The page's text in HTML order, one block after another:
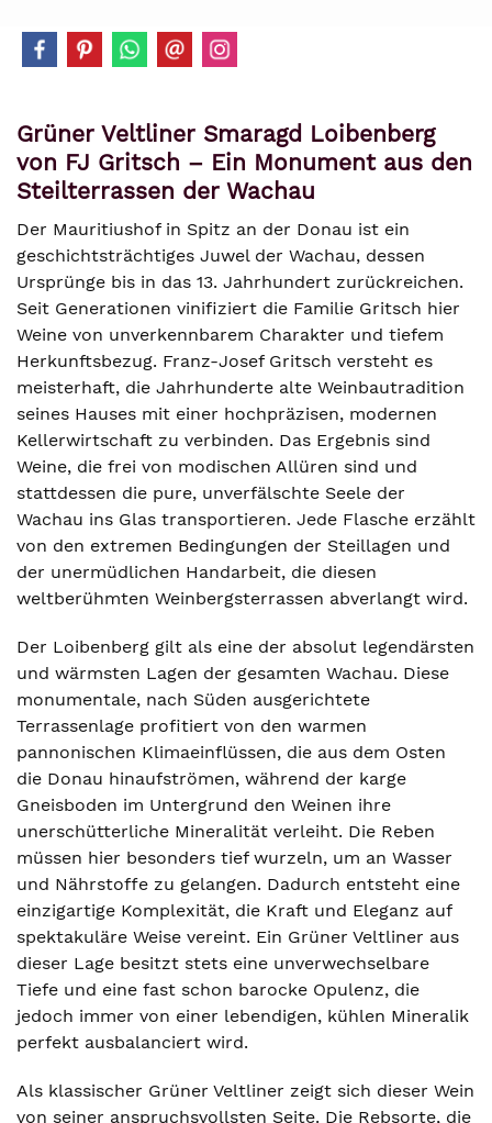
Grüner Veltliner Smaragd Loibenberg
von FJ Gritsch – Ein Monument aus den
Steilterrassen der Wachau
Der Mauritiushof in Spitz an der Donau ist ein
geschichtsträchtiges Juwel der Wachau, dessen
Ursprünge bis in das 13. Jahrhundert zurückreichen.
Seit Generationen vinifiziert die Familie Gritsch hier
Weine von unverkennbarem Charakter und tiefem
Herkunftsbezug. Franz-Josef Gritsch versteht es
meisterhaft, die Jahrhunderte alte Weinbautradition
seines Hauses mit einer hochpräzisen, modernen
Kellerwirtschaft zu verbinden. Das Ergebnis sind
Weine, die frei von modischen Allüren sind und
stattdessen die pure, unverfälschte Seele der
Wachau ins Glas transportieren. Jede Flasche erzählt
von den extremen Bedingungen der Steillagen und
der unermüdlichen Handarbeit, die diesen
weltberühmten Weinbergsterrassen abverlangt wird.
Der Loibenberg gilt als eine der absolut legendärsten
und wärmsten Lagen der gesamten Wachau. Diese
monumentale, nach Süden ausgerichtete
Terrassenlage profitiert von den warmen
pannonischen Klimaeinflüssen, die aus dem Osten
die Donau hinaufströmen, während der karge
Gneisboden im Untergrund den Weinen ihre
unerschütterliche Mineralität verleiht. Die Reben
müssen hier besonders tief wurzeln, um an Wasser
und Nährstoffe zu gelangen. Dadurch entsteht eine
einzigartige Komplexität, die Kraft und Eleganz auf
spektakuläre Weise vereint. Ein Grüner Veltliner aus
dieser Lage besitzt stets eine unverwechselbare
Tiefe und eine fast schon barocke Opulenz, die
jedoch immer von einer lebendigen, kühlen Mineralik
perfekt ausbalanciert wird.
Als klassischer Grüner Veltliner zeigt sich dieser Wein
von seiner anspruchsvollsten Seite. Die Rebsorte, die